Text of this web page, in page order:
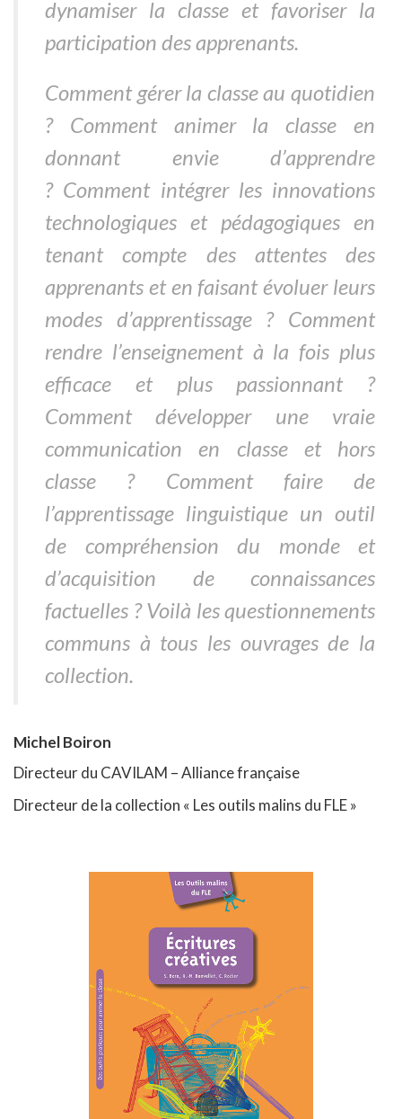
dynamiser la classe et favoriser la
participation des apprenants.
Comment gérer la classe au quotidien
? Comment animer la classe en
donnant envie d’apprendre
? Comment intégrer les innovations
technologiques et pédagogiques en
tenant compte des attentes des
apprenants et en faisant évoluer leurs
modes d’apprentissage ? Comment
rendre l’enseignement à la fois plus
efficace et plus passionnant ?
Comment développer une vraie
communication en classe et hors
classe ? Comment faire de
l’apprentissage linguistique un outil
de compréhension du monde et
d’acquisition de connaissances
factuelles ? Voilà les questionnements
communs à tous les ouvrages de la
collection.
Michel Boiron
Directeur du CAVILAM – Alliance française
Directeur de la collection « Les outils malins du FLE »